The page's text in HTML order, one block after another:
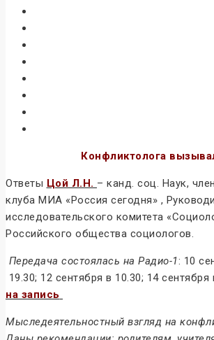
Конфликтолога
Ответы Цой Л.Н. – канд. соц. Наук,
клуба МИА «Россия сегодня» ,
исследовательского комитета
Российского общества социологов.
Передача состоялась на Радио-1: 10
19.30; 12 сентября в 10.30; 14 сентября
на запись
Мыследеятельностный взгляд на